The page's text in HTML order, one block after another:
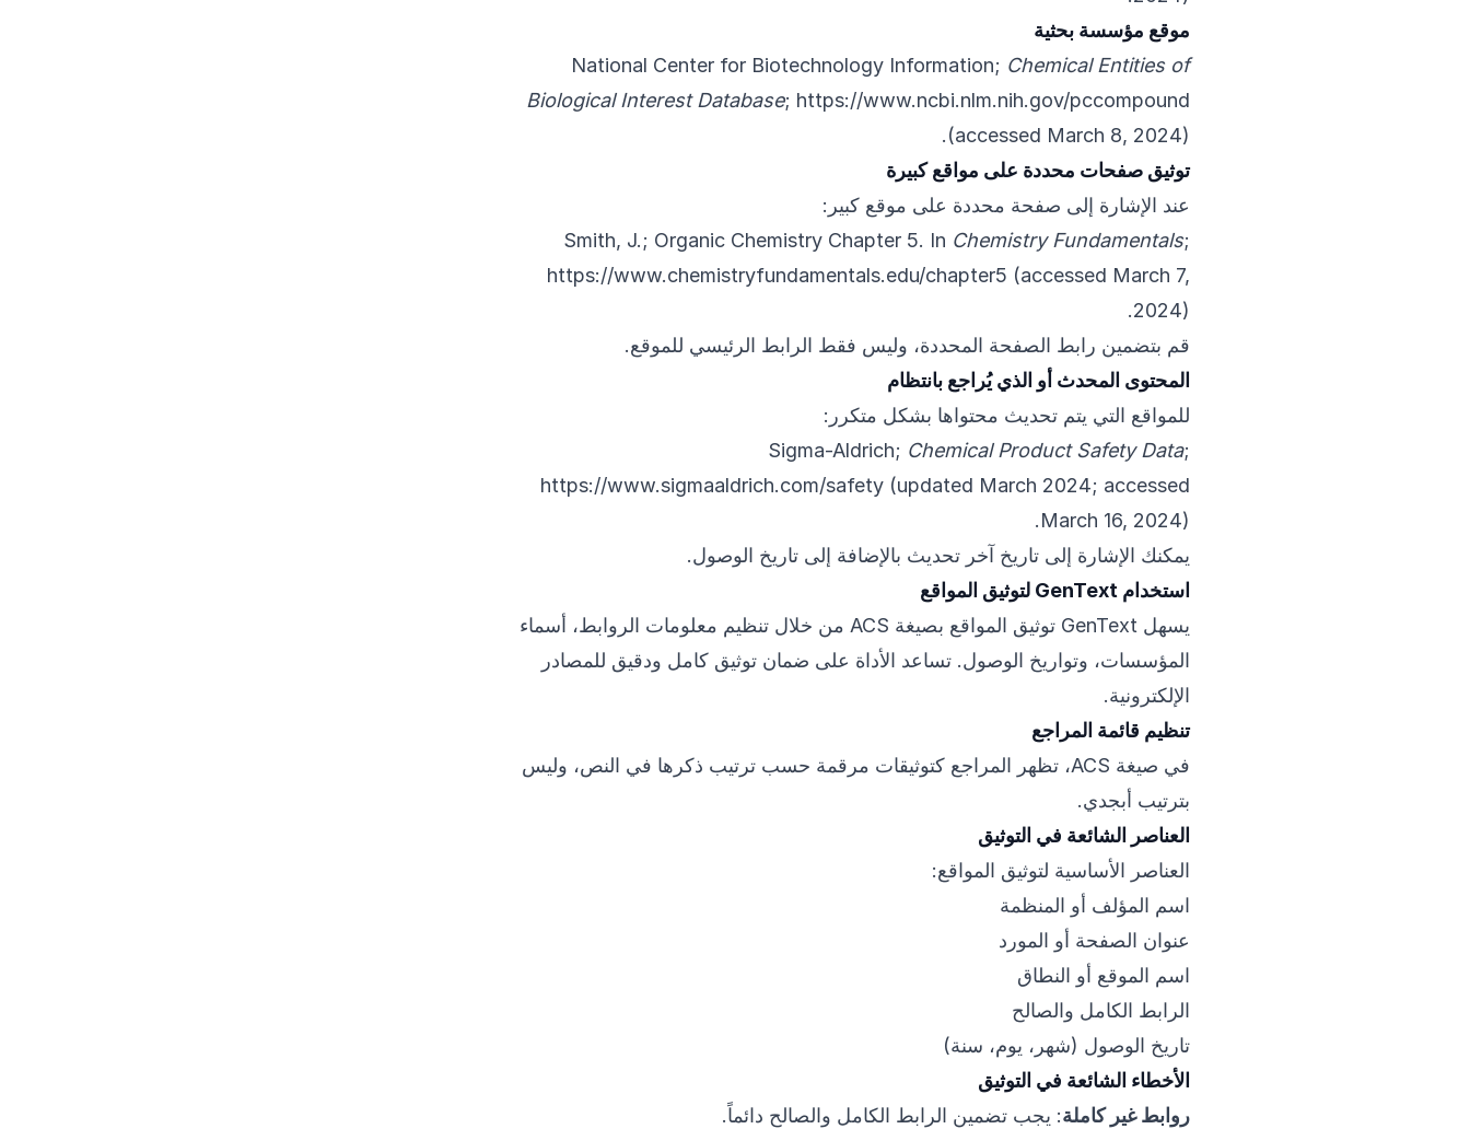
موقع مؤسسة بحثية
National Center for Biotechnology Information; Chemical Entities of
Biological Interest Database; https://www.ncbi.nlm.nih.gov/pccompound
(accessed March 8, 2024).
توثيق صفحات محددة على مواقع كبيرة
عند الإشارة إلى صفحة محددة على موقع كبير:
Smith, J.; Organic Chemistry Chapter 5. In Chemistry Fundamentals;
https://www.chemistryfundamentals.edu/chapter5 (accessed March 7,
2024).
قم بتضمين رابط الصفحة المحددة، وليس فقط الرابط الرئيسي للموقع.
المحتوى المحدث أو الذي يُراجع بانتظام
للمواقع التي يتم تحديث محتواها بشكل متكرر:
Sigma-Aldrich; Chemical Product Safety Data;
https://www.sigmaaldrich.com/safety (updated March 2024; accessed
March 16, 2024).
يمكنك الإشارة إلى تاريخ آخر تحديث بالإضافة إلى تاريخ الوصول.
استخدام GenText لتوثيق المواقع
يسهل GenText توثيق المواقع بصيغة ACS من خلال تنظيم معلومات الروابط، أسماء
المؤسسات، وتواريخ الوصول. تساعد الأداة على ضمان توثيق كامل ودقيق للمصادر
الإلكترونية.
تنظيم قائمة المراجع
في صيغة ACS، تظهر المراجع كتوثيقات مرقمة حسب ترتيب ذكرها في النص، وليس
بترتيب أبجدي.
العناصر الشائعة في التوثيق
العناصر الأساسية لتوثيق المواقع:
اسم المؤلف أو المنظمة
عنوان الصفحة أو المورد
اسم الموقع أو النطاق
الرابط الكامل والصالح
تاريخ الوصول (شهر، يوم، سنة)
الأخطاء الشائعة في التوثيق
روابط غير كاملة: يجب تضمين الرابط الكامل والصالح دائماً.